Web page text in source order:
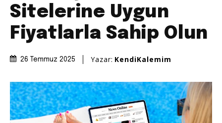
Sitelerine Uygun
Fiyatlarla Sahip Olun
26 Temmuz 2025 Yazar: KendiKalemim